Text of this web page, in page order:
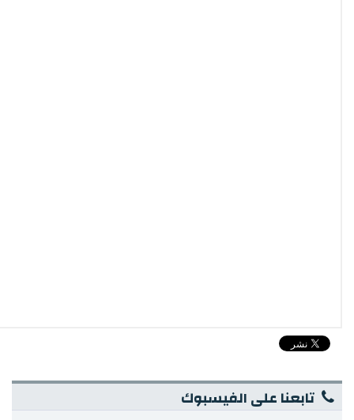
تابعنا على الفيسبوك